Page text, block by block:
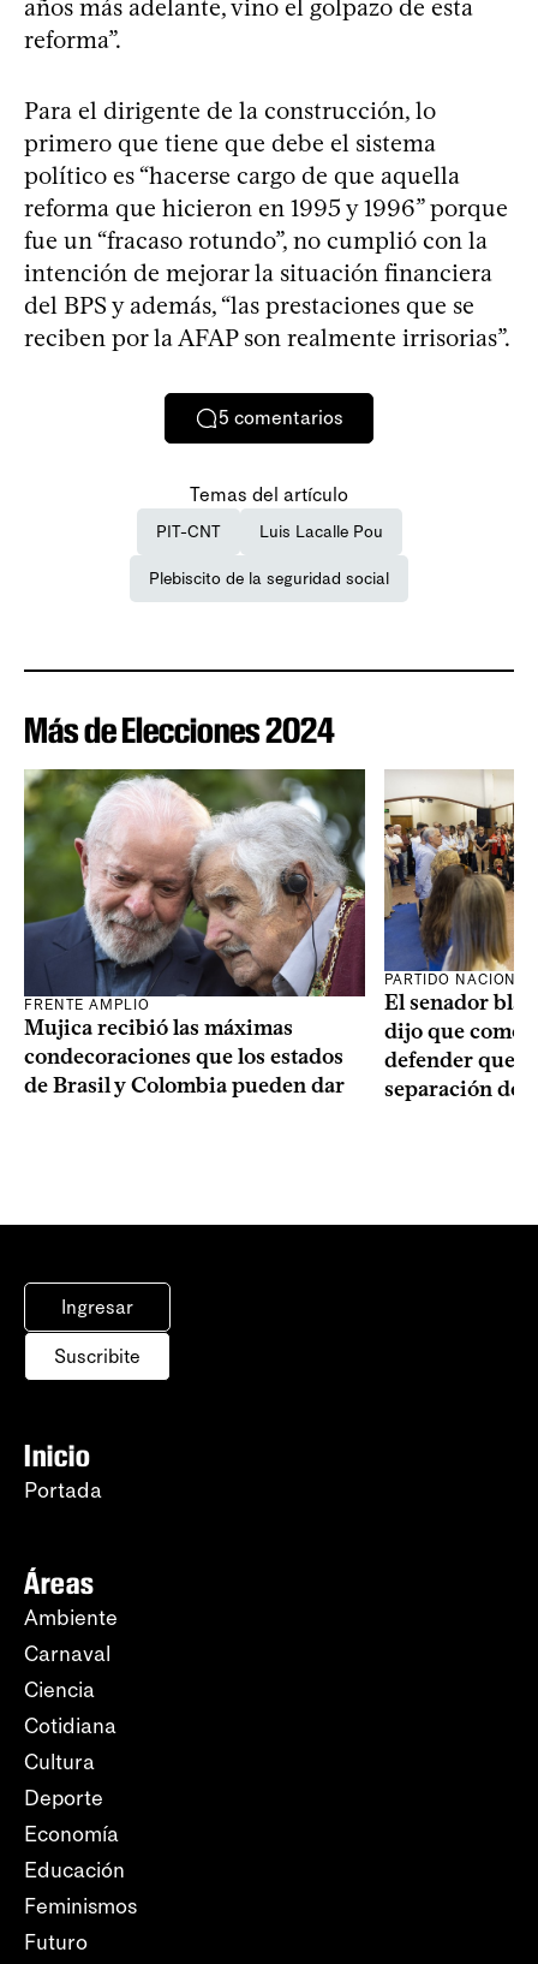
años más adelante, vino el golpazo de esta
reforma”.
Para el dirigente de la construcción, lo
primero que tiene que debe el sistema
político es “hacerse cargo de que aquella
reforma que hicieron en 1995 y 1996” porque
fue un “fracaso rotundo”, no cumplió con la
intención de mejorar la situación financiera
del BPS y además, “las prestaciones que se
reciben por la AFAP son realmente irrisorias”.
5 comentarios
Temas del artículo
PIT-CNT Luis Lacalle Pou
Plebiscito de la seguridad social
Más de Elecciones 2024
FRENTE AMPLIO
Mujica recibió las máximas
condecoraciones que los estados
de Brasil y Colombia pueden dar
PARTIDO NACIONAL
El senador
dijo que como
defender que
separación de
Ingresar
Suscribite
Inicio
Portada
Áreas
Ambiente
Carnaval
Ciencia
Cotidiana
Cultura
Deporte
Economía
Educación
Feminismos
Futuro